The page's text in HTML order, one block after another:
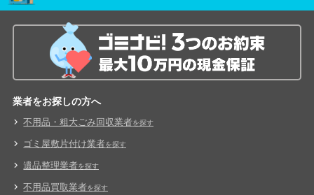
業者をお探しの方へ
不用品・粗大ごみ回収業者を探す
ゴミ屋敷片付け業者を探す
遺品整理業者を探す
不用品買取業者を探す